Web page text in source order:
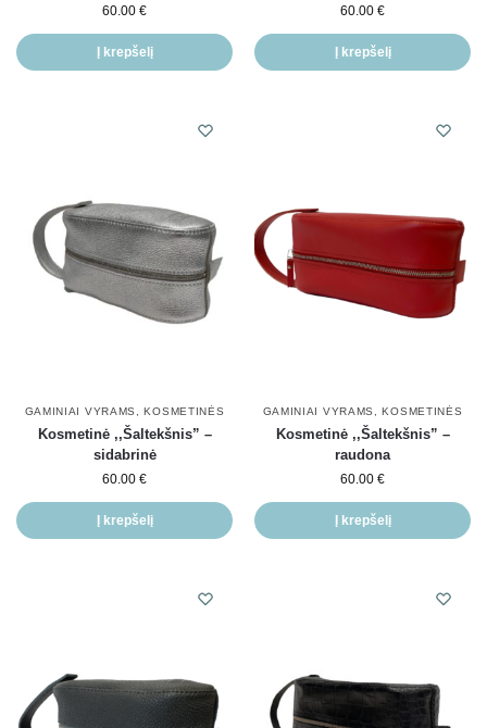
60.00 €
Į krepšelį
60.00 €
Į krepšelį
GAMINIAI VYRAMS ,KOSMETINĖS
Kosmetinė ,,Šaltekšnis” –
sidabrinė
60.00 €
Į krepšelį
GAMINIAI VYRAMS ,KOSMETINĖS
Kosmetinė ,,Šaltekšnis” –
raudona
60.00 €
Į krepšelį